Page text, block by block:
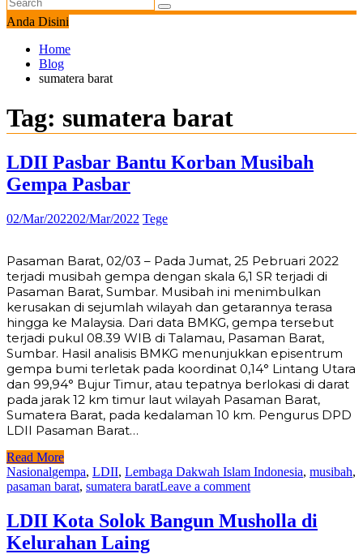
Anda Disini
Home
Blog
sumatera barat
Tag: sumatera barat
LDII Pasbar Bantu Korban Musibah
Gempa Pasbar
02/Mar/202202/Mar/2022 Tege
Pasaman Barat, 02/03 – Pada Jumat, 25 Pebruari 2022
terjadi musibah gempa dengan skala 6,1 SR terjadi di
Pasaman Barat, Sumbar. Musibah ini menimbulkan
kerusakan di sejumlah wilayah dan getarannya terasa
hingga ke Malaysia. Dari data BMKG, gempa tersebut
terjadi pukul 08.39 WIB di Talamau, Pasaman Barat,
Sumbar. Hasil analisis BMKG menunjukkan episentrum
gempa bumi terletak pada koordinat 0,14° Lintang Utara
dan 99,94° Bujur Timur, atau tepatnya berlokasi di darat
pada jarak 12 km timur laut wilayah Pasaman Barat,
Sumatera Barat, pada kedalaman 10 km. Pengurus DPD
LDII Pasaman Barat…
Read More
Nasionalgempa, LDII, Lembaga Dakwah Islam Indonesia, musibah,
pasaman barat, sumatera baratLeave a comment
LDII Kota Solok Bangun Musholla di
Kelurahan Laing